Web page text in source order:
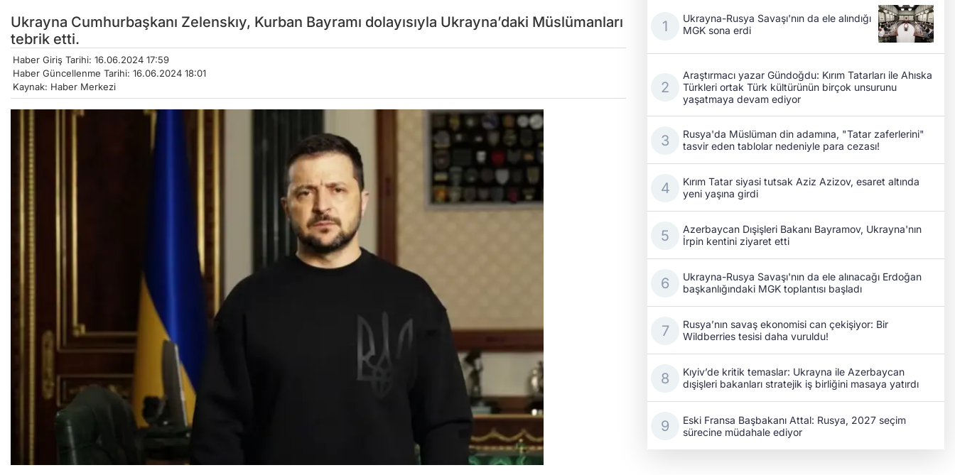
Ukrayna Cumhurbaşkanı Zelenskıy, Kurban Bayramı dolayısıyla Ukrayna’daki Müslümanları
tebrik etti.
Haber Giriş Tarihi: 16.06.2024 17:59
Haber Güncellenme Tarihi: 16.06.2024 18:01
Kaynak: Haber Merkezi
Ukrayna-Rusya Savaşı'nın da ele alındığı
MGK sona erdi
Araştırmacı yazar Gündoğdu: Kırım Tatarları ile Ahıska
Türkleri ortak Türk kültürünün birçok unsurunu
yaşatmaya devam ediyor
Rusya'da Müslüman din adamına, "Tatar zaferlerini"
tasvir eden tablolar nedeniyle para cezası!
Kırım Tatar siyasi tutsak Aziz Azizov, esaret altında
yeni yaşına girdi
Azerbaycan Dışişleri Bakanı Bayramov, Ukrayna'nın
İrpin kentini ziyaret etti
Ukrayna-Rusya Savaşı'nın da ele alınacağı Erdoğan
başkanlığındaki MGK toplantısı başladı
Rusya’nın savaş ekonomisi can çekişiyor: Bir
Wildberries tesisi daha vuruldu!
Kıyiv’de kritik temaslar: Ukrayna ile Azerbaycan
dışişleri bakanları stratejik iş birliğini masaya yatırdı
Eski Fransa Başbakanı Attal: Rusya, 2027 seçim
sürecine müdahale ediyor